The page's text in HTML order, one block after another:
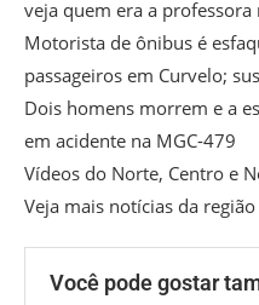
veja quem era a
Motorista de ônibus é
passageiros em Curvelo;
Dois homens morrem e a
em acidente na MGC-479
Vídeos do Norte, Centro e
Veja mais notícias da
Você pode gostar